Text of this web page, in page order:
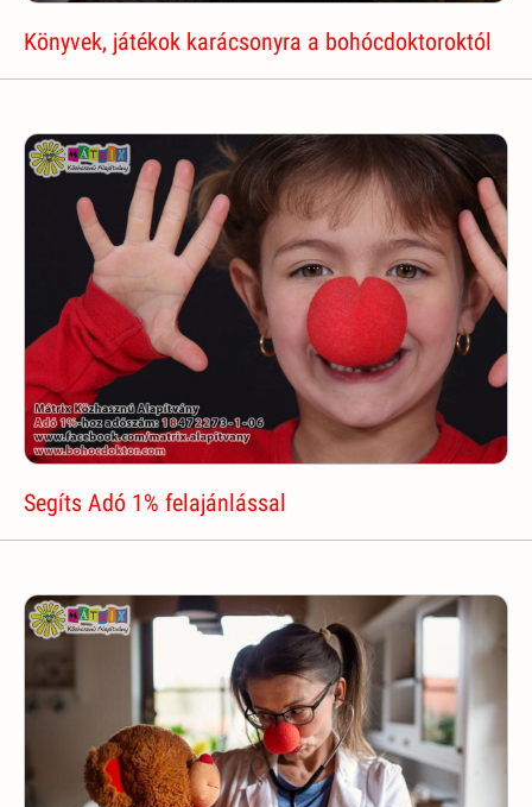
Könyvek, játékok karácsonyra a bohócdoktoroktól
Segíts Adó 1% felajánlással